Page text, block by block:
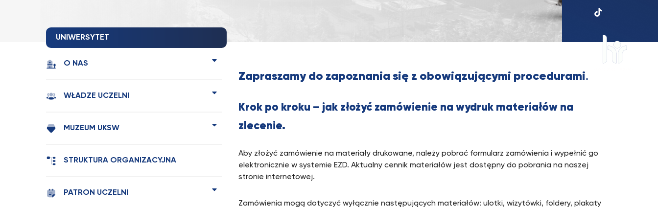
UKSW
UNIWERSYTET
O NAS
WŁADZE UCZELNI
MUZEUM UKSW
STRUKTURA ORGANIZACYJNA
PATRON UCZELNI
Zapraszamy do zapoznania się z obowiązującymi procedurami.
Krok po kroku – jak złożyć zamówienie na wydruk materiałów na
zlecenie.
Aby złożyć zamówienie na materiały drukowane, należy pobrać formularz zamówienia i wypełnić go
elektronicznie w systemie EZD. Aktualny cennik materiałów jest dostępny do pobrania na naszej
stronie internetowej.
Zamówienia mogą dotyczyć wyłącznie następujących materiałów: ulotki, wizytówki, foldery, plakaty